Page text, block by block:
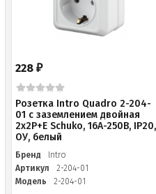
228₽
Розетка Intro Quadro 2-204-
01 с заземлением двойная
2х2P+E Schuko, 16А-250В, IP20,
ОУ, белый
Бренд
Intro
Артикул
2-204-01
Модель
2-204-01